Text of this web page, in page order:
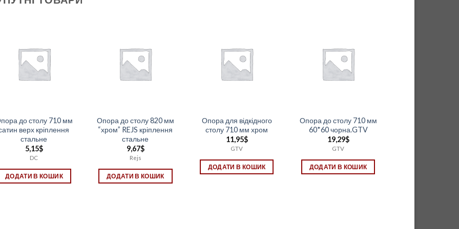
до столу 710 мм
верх кріплення
стальне
5,15$
DC
ДОДАТИ В КОШИК
Опора до столу 820 мм
“хром” REJS кріплення
стальне
9,67$
Rejs
ДОДАТИ В КОШИК
Опора для відкідного
столу 710 мм хром
11,95$
GTV
ДОДАТИ В КОШИК
Опора до столу 710 мм
60*60 чорна.GTV
19,29$
GTV
ДОДАТИ В КОШИК